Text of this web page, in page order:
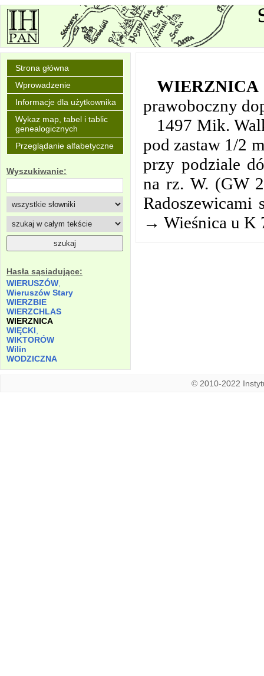
Strona główna
Wprowadzenie
Informacje dla użytkownika
Wykaz map, tabel i tablic
genealogicznych
Przeglądanie alfabetyczne
Wyszukiwanie:
Hasła sąsiadujące:
WIERUSZÓW
Wieruszów Stary
WIERZBIE
WIERZCHLAS
WIERZNICA
WIĘCKI
WIKTORÓW
Wilin
WODZICZNA
WIERZNICA
prawoboczny
1497 Mik.
pod zastaw 1/2
przy podziale
na rz. W. (GW
Radoszewicami
→ Wieśnica u K
© 2010-2022